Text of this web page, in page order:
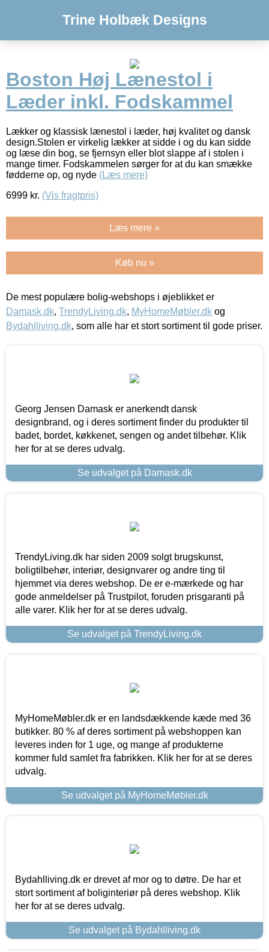
Trine Holbæk Designs
Boston Høj Lænestol i
Læder inkl. Fodskammel
Lækker og klassisk lænestol i læder, høj kvalitet og dansk
design.Stolen er virkelig lækker at sidde i og du kan sidde
og læse din bog, se fjernsyn eller blot slappe af i stolen i
mange timer. Fodskammelen sørger for at du kan smække
fødderne op, og nyde (Læs mere)
6999 kr. (Vis fragtpris)
Læs mere »
Køb nu »
De mest populære bolig-webshops i øjeblikket er
Damask.dk, TrendyLiving.dk, MyHomeMøbler.dk og
Bydahlliving.dk, som alle har et stort sortiment til gode priser.
Georg Jensen Damask er anerkendt dansk
designbrand, og i deres sortiment finder du produkter til
badet, bordet, køkkenet, sengen og andet tilbehør. Klik
her for at se deres udvalg.
Se udvalget på Damask.dk
TrendyLiving.dk har siden 2009 solgt brugskunst,
boligtilbehør, interiør, designvarer og andre ting til
hjemmet via deres webshop. De er e-mærkede og har
gode anmeldelser på Trustpilot, foruden prisgaranti på
alle varer. Klik her for at se deres udvalg.
Se udvalget på TrendyLiving.dk
MyHomeMøbler.dk er en landsdækkende kæde med 36
butikker. 80 % af deres sortiment på webshoppen kan
leveres inden for 1 uge, og mange af produkterne
kommer fuld samlet fra fabrikken. Klik her for at se deres
udvalg.
Se udvalget på MyHomeMøbler.dk
Bydahlliving.dk er drevet af mor og to døtre. De har et
stort sortiment af boliginteriør på deres webshop. Klik
her for at se deres udvalg.
Se udvalget på Bydahlliving.dk